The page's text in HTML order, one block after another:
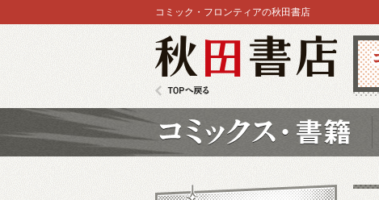
コ
コミック・フロンティアの秋田書店